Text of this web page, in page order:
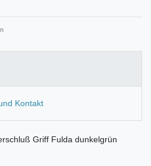
Kontakt
Griff Fulda dunkelgrün